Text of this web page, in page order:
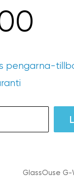
pengarna-
GlassOuse